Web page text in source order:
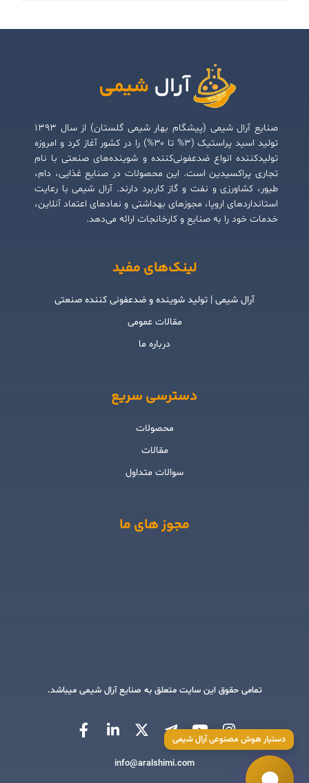
صنایع آرال شیمی (پیشگام بهار شیمی گلستان) از سال ۱۳۹۳
تولید اسید پراستیک (۳% تا ۳۰%) را در کشور آغاز کرد و امروزه
تولیدکننده انواع ضدعفونی‌کننده و شوینده‌های صنعتی با نام
تجاری پراکسیدین است. این محصولات در صنایع غذایی، دام،
طیور، کشاورزی و نفت و گاز کاربرد دارند. آرال شیمی با رعایت
استانداردهای اروپا، مجوزهای بهداشتی و نمادهای اعتماد آنلاین،
خدمات خود را به صنایع و کارخانجات ارائه می‌دهد.
لینک‌های مفید
آرال شیمی | تولید شوینده و ضدعفونی کننده صنعتی
مقالات عمومی
درباره ما
دسترسی سریع
محصولات
مقالات
سوالات متداول
مجوز های ما
تمامی حقوق این سایت متعلق به صنایع آرال شیمی میباشد.
info@aralshimi.com
دستیار هوش مصنوعی آرال شیمی